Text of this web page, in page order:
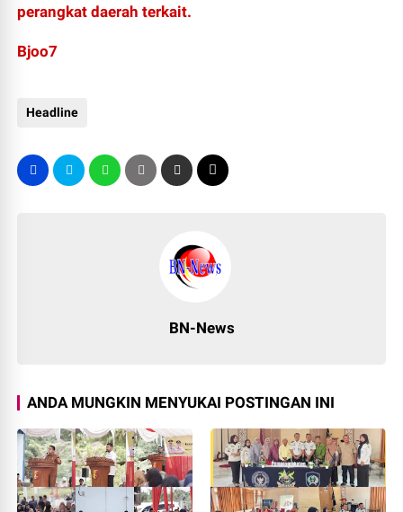
perangkat daerah terkait.
Bjoo7
Headline
BN-News
ANDA MUNGKIN MENYUKAI POSTINGAN INI